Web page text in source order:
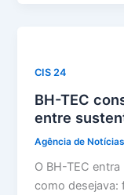
CIS 24
BH-TEC
entre
Agência de
O BH-TEC
como desejava: